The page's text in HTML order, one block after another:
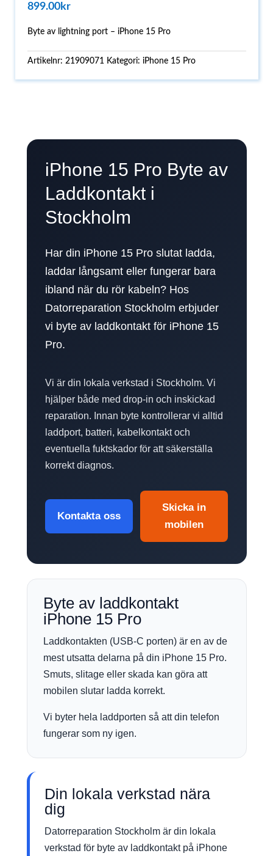
899.00kr
Byte av lightning port – iPhone 15 Pro
Artikelnr:21909071 Kategori:iPhone 15 Pro
iPhone 15 Pro Byte av
Laddkontakt i
Stockholm
Har din iPhone 15 Pro slutat ladda,
laddar långsamt eller fungerar bara
ibland när du rör kabeln? Hos
Datorreparation Stockholm erbjuder
vi byte av laddkontakt för iPhone 15
Pro.
Vi är din lokala verkstad i Stockholm. Vi
hjälper både med drop-in och inskickad
reparation. Innan byte kontrollerar vi alltid
laddport, batteri, kabelkontakt och
eventuella fuktskador för att säkerställa
korrekt diagnos.
Kontakta oss
Skicka in
mobilen
Byte av laddkontakt
iPhone 15 Pro
Laddkontakten (USB-C porten) är en av de
mest utsatta delarna på din iPhone 15 Pro.
Smuts, slitage eller skada kan göra att
mobilen slutar ladda korrekt.
Vi byter hela laddporten så att din telefon
fungerar som ny igen.
Din lokala verkstad nära
dig
Datorreparation Stockholm är din lokala
verkstad för byte av laddkontakt på iPhone